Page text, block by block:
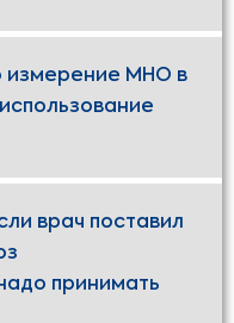
измерение МНО в
врач поставил
принимать